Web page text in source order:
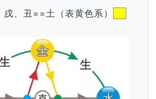
戌、丑==土（表黄色系）